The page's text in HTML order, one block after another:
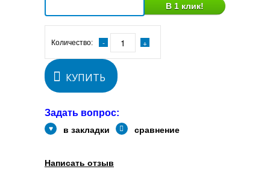
В 1 клик!
Количество:
КУПИТЬ
Задать вопрос:
в закладки сравнение
Написать отзыв